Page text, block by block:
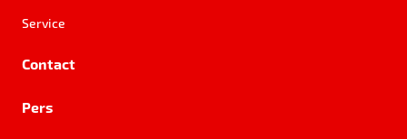
Service
Contact
Pers